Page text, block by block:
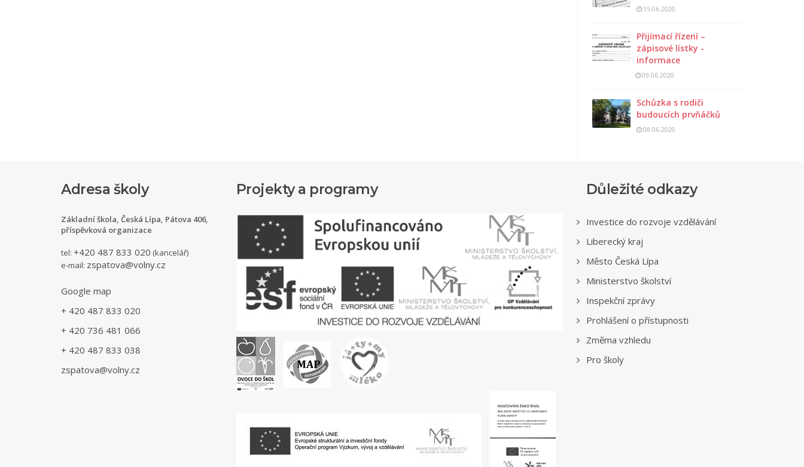
15.06.2020
Přijímací řízení –
zápisové lístky -
informace
09.06.2020
Schůzka s rodiči
budoucích prvňáčků
08.06.2020
Adresa školy
Základní škola, Česká Lípa, Pátova 406,
příspěvková organizace
tel: +420 487 833 020 (kancelář)
e-mail: zspatova@volny.cz
Google map
+ 420 487 833 020
+ 420 736 481 066
+ 420 487 833 038
zspatova@volny.cz
Projekty a programy Důležité odkazy
Investice do rozvoje vzdělávání
Liberecký kraj
Město Česká Lípa
Ministerstvo školství
Inspekční zprávy
Prohlášení o přístupnosti
Změma vzhledu
Pro školy